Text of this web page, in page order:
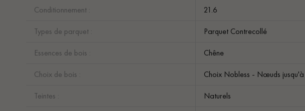
Conditionnement : 21.6
Types de parquet : Parquet Contrecollé
Essences de bois : Chêne
Choix de bois : Choix Nobless - Nœuds
Teintes : Naturels